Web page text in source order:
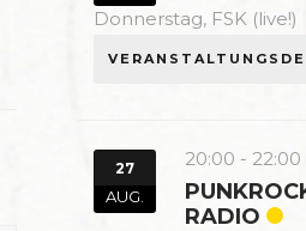
Donnerstag, FSK (live!)
27
AUG.
20:00 - 22:00
RADIO